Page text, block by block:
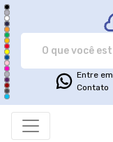
Entre em
Contato